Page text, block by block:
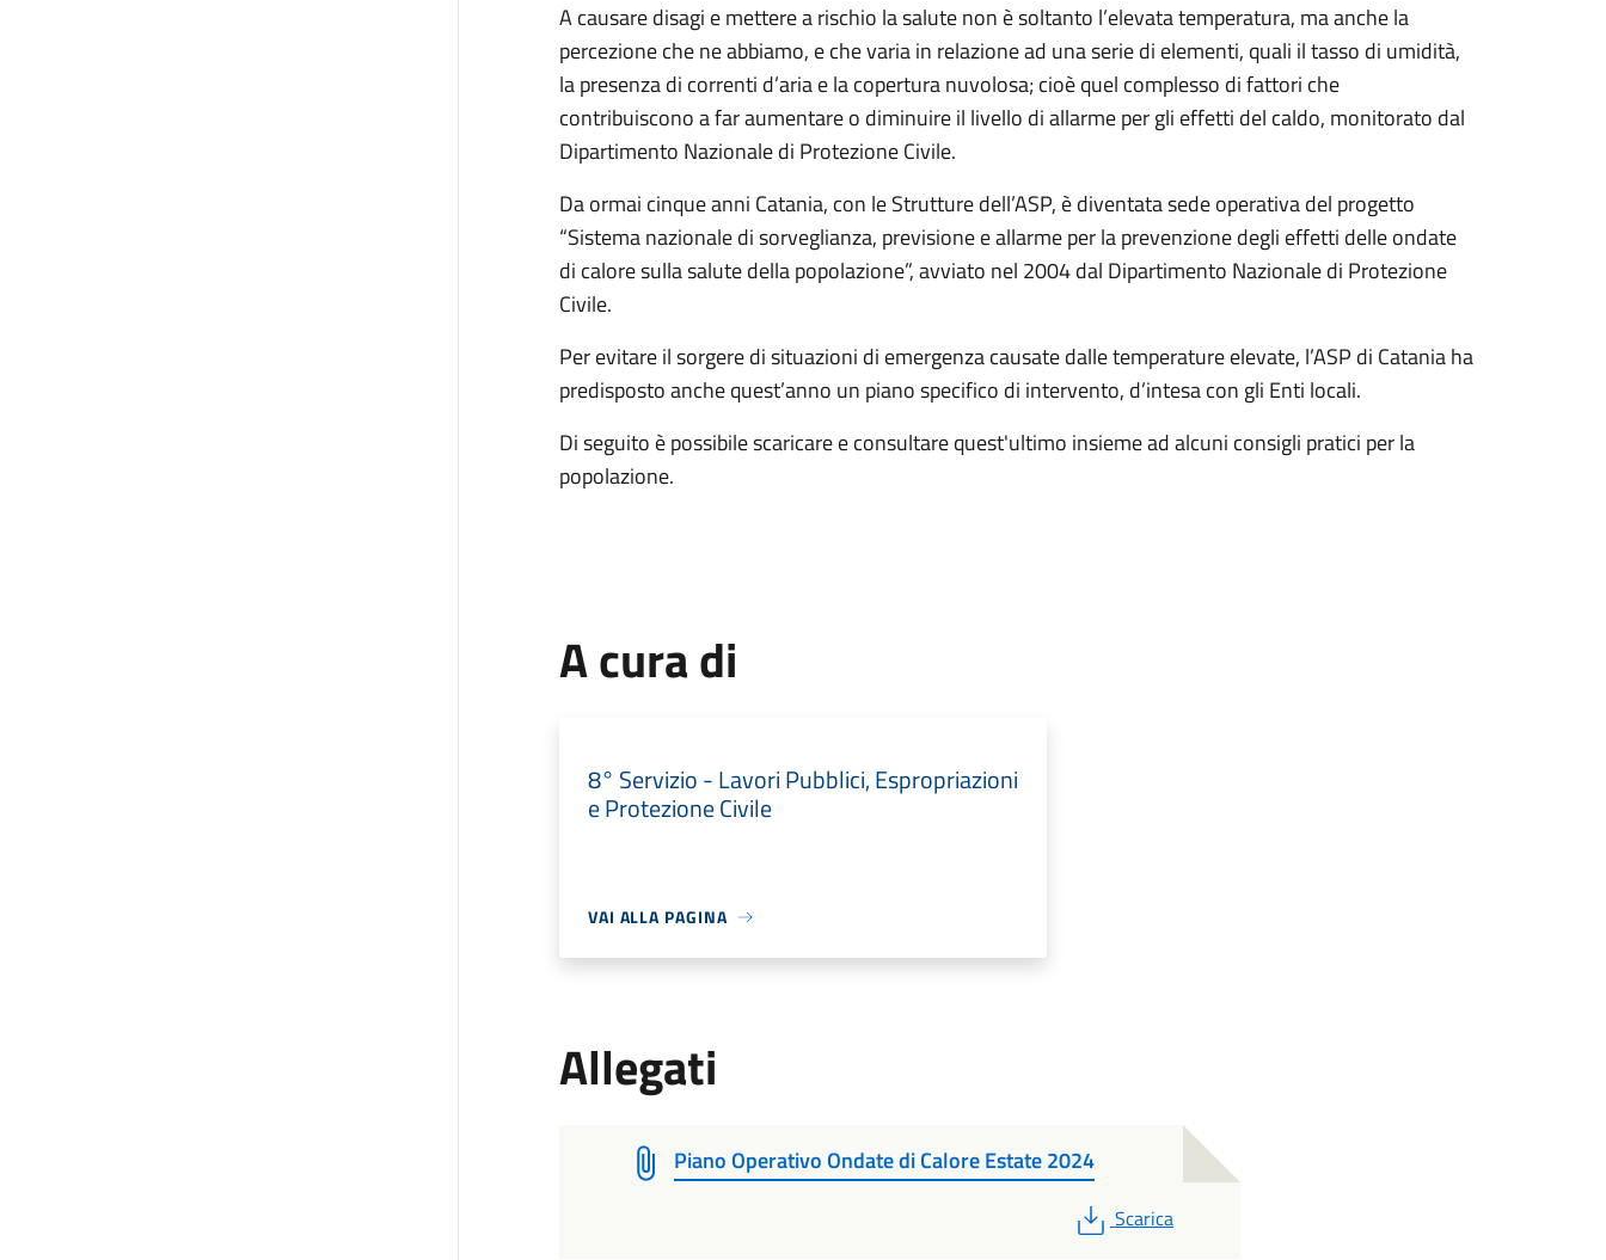
A causare disagi e mettere a rischio la salute non è soltanto l’elevata temperatura, ma anche la
percezione che ne abbiamo, e che varia in relazione ad una serie di elementi, quali il tasso di umidità,
la presenza di correnti d’aria e la copertura nuvolosa; cioè quel complesso di fattori che
contribuiscono a far aumentare o diminuire il livello di allarme per gli effetti del caldo, monitorato dal
Dipartimento Nazionale di Protezione Civile.
Da ormai cinque anni Catania, con le Strutture dell’ASP, è diventata sede operativa del progetto
“Sistema nazionale di sorveglianza, previsione e allarme per la prevenzione degli effetti delle ondate
di calore sulla salute della popolazione”, avviato nel 2004 dal Dipartimento Nazionale di Protezione
Civile.
Per evitare il sorgere di situazioni di emergenza causate dalle temperature elevate, l’ASP di Catania ha
predisposto anche quest’anno un piano specifico di intervento, d’intesa con gli Enti locali.
Di seguito è possibile scaricare e consultare quest'ultimo insieme ad alcuni consigli pratici per la
popolazione.
A cura di
8° Servizio - Lavori Pubblici, Espropriazioni
e Protezione Civile
VAI ALLA PAGINA
Allegati
Piano Operativo Ondate di Calore Estate 2024
PDF
Scarica